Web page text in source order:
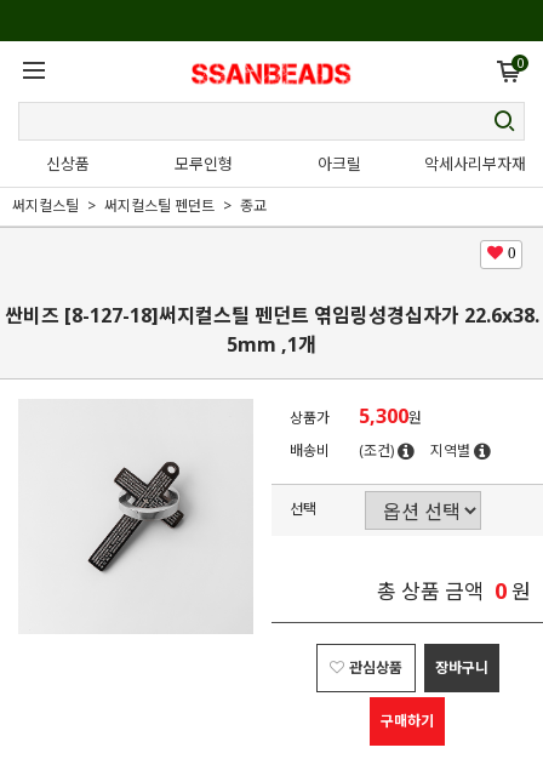
0
신상품 모루인형 아크릴 악세사리부자재
써지컬스틸 써지컬스틸 펜던트 종교
0
싼비즈 [8-127-18]써지컬스틸 펜던트 엮임링성경십자가 22.6x38.
5mm ,1개
상품가 5,300원
배송비
(조건) 지역별
선택
총 상품 금액 0원
관심상품 장바구니
구매하기